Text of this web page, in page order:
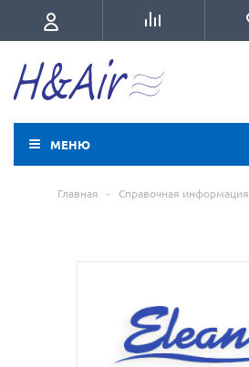
МЕНЮ
Главная - Справочная информация